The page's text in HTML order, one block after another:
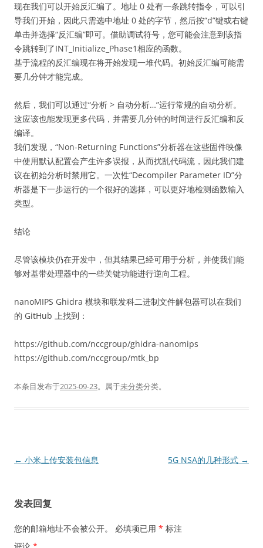
现在我们可以开始反汇编了。地址 0 处有一条跳转指令，可以引
导我们开始，因此只需选中地址 0 处的字节，然后按“d”键或右键
单击并选择“反汇编”即可。借助调试符号，您可能会注意到该指
令跳转到了INT_Initialize_Phase1相应的函数。
基于流程的反汇编现在将开始发现一堆代码。初始反汇编可能需
要几分钟才能完成。
然后，我们可以通过“分析 > 自动分析…”运行常规的自动分析。
这应该也能发现更多代码，并需要几分钟的时间进行反汇编和反
编译。
我们发现，“Non-Returning Functions”分析器在这些固件映像
中使用默认配置会产生许多误报，从而扰乱代码流，因此我们建
议在初始分析时禁用它。一次性“Decompiler Parameter ID”分
析器是下一步运行的一个很好的选择，可以更好地检测函数输入
类型。
结论
尽管该模块仍在开发中，但其结果已经可用于分析，并使我们能
够对基带处理器中的一些关键功能进行逆向工程。
nanoMIPS Ghidra 模块和联发科二进制文件解包器可以在我们
的 GitHub 上找到：
https://github.com/nccgroup/ghidra-nanomips
https://github.com/nccgroup/mtk_bp
本条目发布于2025-09-23。属于未分类分类。
文
航
← 小米上传安装包信息 5G NSA的几种形式 →
发表回复
您的邮箱地址不会被公开。 必填项已用 * 标注